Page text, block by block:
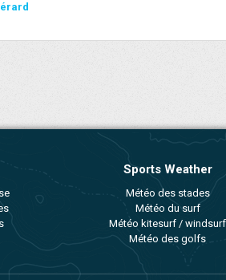
Sports Weather
Météo des stades
Météo du surf
Météo kitesurf / windsurf
Météo des golfs